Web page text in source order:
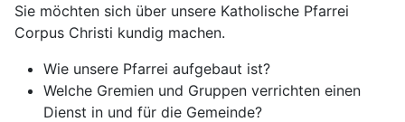
Sie möchten sich über unsere Katholische Pfarrei
Corpus Christi kundig machen.
Wie unsere Pfarrei aufgebaut ist?
Welche Gremien und Gruppen verrichten einen
Dienst in und für die Gemeinde?